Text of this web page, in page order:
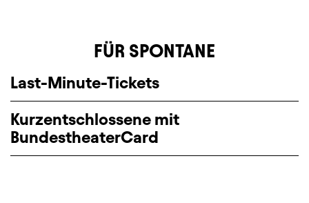
FÜR SPONTANE
Last-Minute-Tickets
Kurzentschlossene mit
BundestheaterCard